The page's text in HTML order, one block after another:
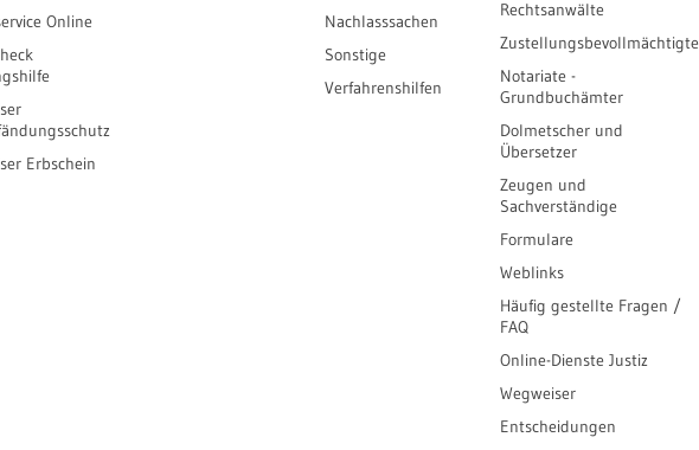
Online
Erbschein
Nachlasssachen
Sonstige
Verfahrenshilfen
Rechtsanwälte
Zustellungsbevollmächtigte
Notariate -
Grundbuchämter
Dolmetscher und
Übersetzer
Zeugen und
Sachverständige
Formulare
Weblinks
Häufig gestellte Fragen /
FAQ
Online-Dienste Justiz
Wegweiser
Entscheidungen